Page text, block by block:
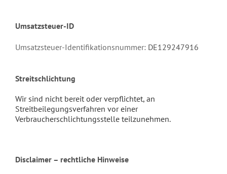
Umsatzsteuer-ID
Umsatzsteuer-Identifikationsnummer: DE129247916
Streitschlichtung
Wir sind nicht bereit oder verpflichtet, an
Streitbeilegungsverfahren vor einer
Verbraucherschlichtungsstelle teilzunehmen.
Disclaimer – rechtliche Hinweise